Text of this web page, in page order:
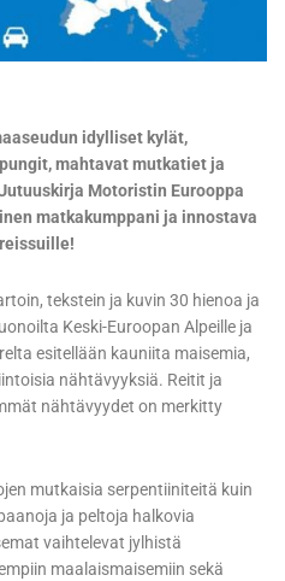
idylliset kylät,
mahtavat mutkatiet ja
Motoristin Eurooppa
matkakumppani ja innostava
tekstein ja kuvin 30 hienoa ja
Keski-Euroopan Alpeille ja
esitellään kauniita maisemia,
nähtävyyksiä. Reitit ja
nähtävyydet on merkitty
mutkaisia serpentiiniteitä kuin
ja peltoja halkovia
vaihtelevat jylhistä
maalaismaisemiin sekä